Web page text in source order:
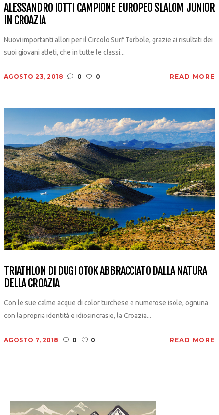
ALESSANDRO IOTTI CAMPIONE EUROPEO SLALOM JUNIOR
IN CROAZIA
Nuovi importanti allori per il Circolo Surf Torbole, grazie ai risultati dei
suoi giovani atleti, che in tutte le classi...
AGOSTO 23, 2018 0 0 READ MORE
TRIATHLON DI DUGI OTOK ABBRACCIATO DALLA NATURA
DELLA CROAZIA
Con le sue calme acque di color turchese e numerose isole, ognuna
con la propria identità e idiosincrasie, la Croazia...
AGOSTO 7, 2018 0 0 READ MORE